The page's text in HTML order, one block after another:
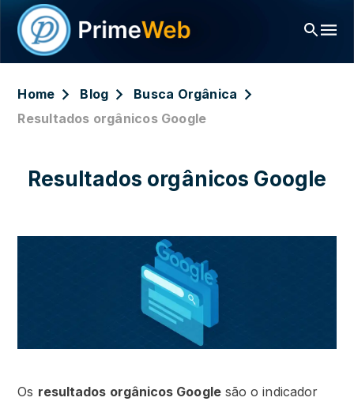
Home Blog
Busca Orgânica
Resultados orgânicos Google
Resultados orgânicos Google
Os resultados orgânicos Googlesão o indicador